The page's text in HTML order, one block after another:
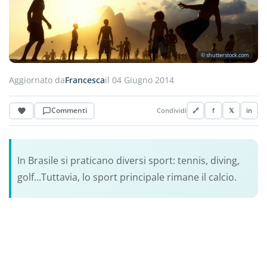
© shutterstock.com
Aggiornato daFrancescail 04 Giugno 2014
Commenti Condividi 🔗 f 𝕏 in
In Brasile si praticano diversi sport: tennis, diving,
golf...Tuttavia, lo sport principale rimane il calcio.